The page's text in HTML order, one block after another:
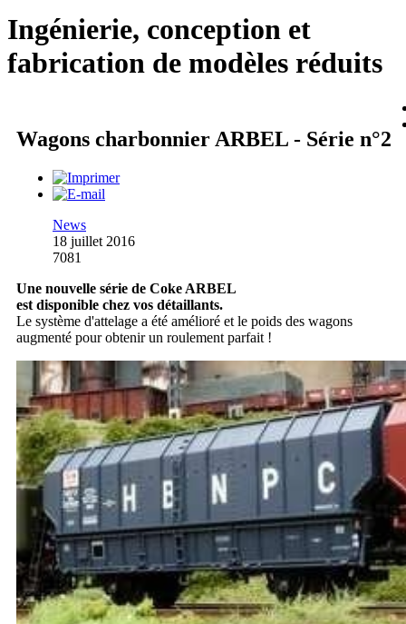
Ingénierie, conception et
fabrication de modèles réduits
Wagons charbonnier ARBEL - Série n°2
News
18 juillet 2016
7081
Une nouvelle série de Coke ARBEL
est disponible chez vos détaillants.
Le système d'attelage a été amélioré et le poids des wagons
augmenté pour obtenir un roulement parfait !